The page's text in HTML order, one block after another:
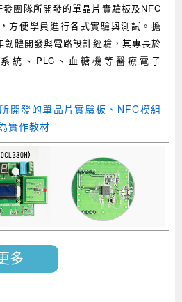
成班(政府+企業雙重補助)
成班
團隊所開發的單晶片實驗板及NFC
方便學員進行各式實驗與測試。擔
體開發與電路設計經驗，其專長於
統、PLC、血糖機等醫療電子
開發的單晶片實驗板、NFC模組
實作教材
多